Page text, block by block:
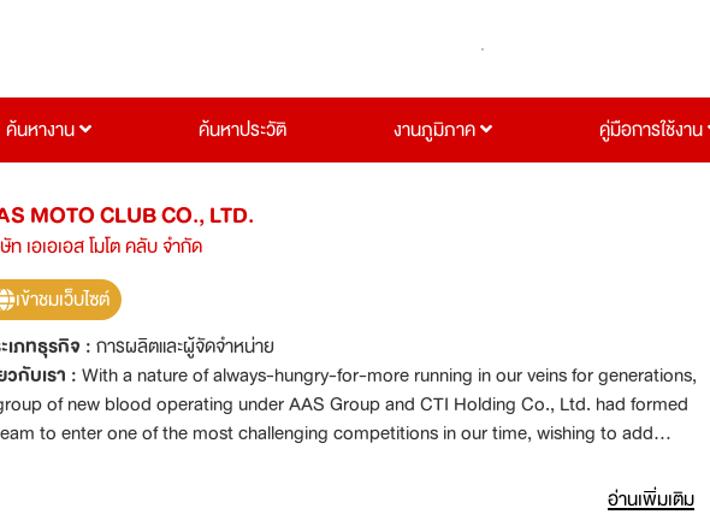
ค้นหางาน ค้นหาประวัติ งานภูมิภาค คู่มือการใช้งาน
MOTO CLUB CO., LTD.
ท เอเอเอส โมโต คลับ จำกัด
เข้าชมเว็บไซต์
เภทธุรกิจ :การผลิตและผู้จัดจำหน่าย
วกับเรา :With a nature of always-hungry-for-more running in our veins for generations,
of new blood operating under AAS Group and CTI Holding Co., Ltd. had formed
to enter one of the most challenging competitions in our time, wishing to add
and to be something even more! We took our chance to step into the world of
อ่านเพิ่มเติม